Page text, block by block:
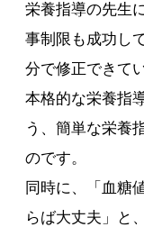
栄養指導の先生
事制限も成功し
分で修正できて
本格的な栄養指
う、簡単な栄養
のです。
同時に、「血糖
らば大丈夫」と